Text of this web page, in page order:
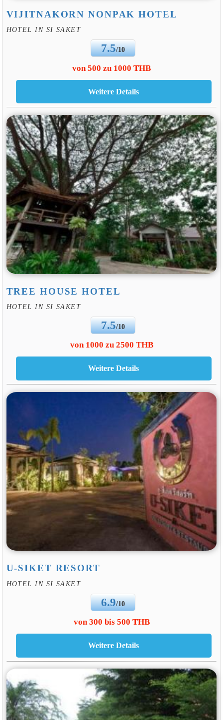
VIJITNAKORN NONPAK HOTEL
HOTEL IN SI SAKET
7.5/10
von 500 zu 1000 THB
TREE HOUSE HOTEL
HOTEL IN SI SAKET
7.5/10
von 1000 zu 2500 THB
U-SIKET RESORT
HOTEL IN SI SAKET
6.9/10
von 300 bis 500 THB